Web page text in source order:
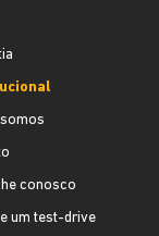
conosco
um test-drive